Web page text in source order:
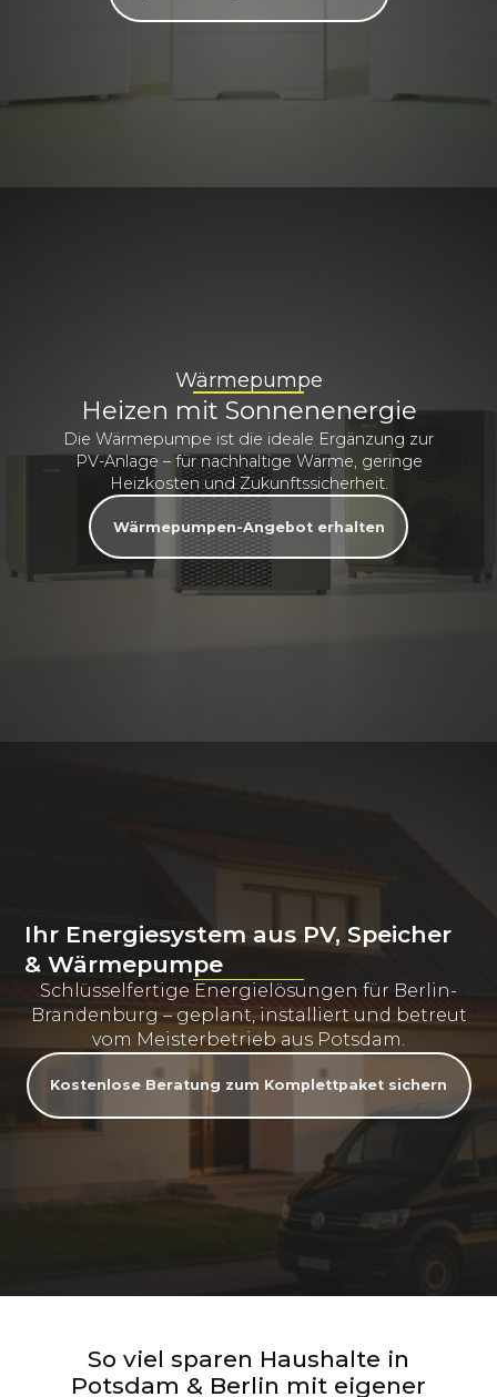
Wärmepumpe
Heizen mit Sonnenenergie
Die Wärmepumpe ist die ideale Ergänzung zur
PV-Anlage – für nachhaltige Wärme, geringe
Heizkosten und Zukunftssicherheit.
Wärmepumpen-Angebot erhalten
Ihr Energiesystem aus PV, Speicher
& Wärmepumpe
Schlüsselfertige Energielösungen für Berlin-
Brandenburg – geplant, installiert und betreut
vom Meisterbetrieb aus Potsdam.
Kostenlose Beratung zum Komplettpaket sichern
So viel sparen Haushalte in
Potsdam & Berlin mit eigener